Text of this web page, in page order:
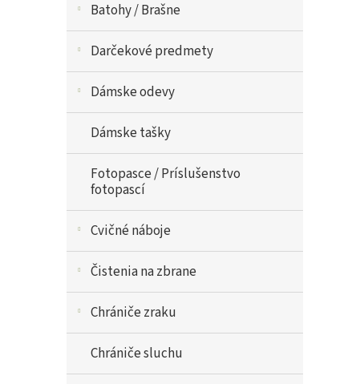
Batohy / Brašne
Darčekové predmety
Dámske odevy
Dámske tašky
Fotopasce / Príslušenstvo
fotopascí
Cvičné náboje
Čistenia na zbrane
Chrániče zraku
Chrániče sluchu